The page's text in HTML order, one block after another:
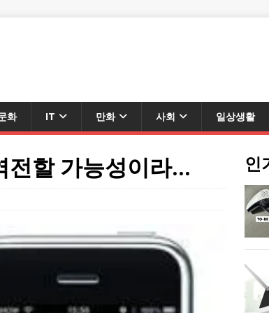
화 IT 만화 사회 일상생활
전할 가능성이라… 인